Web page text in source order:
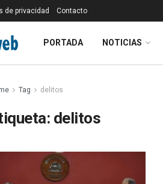
de privacidad Contacto
PORTADA NOTICIAS
Tag delitos
delitos